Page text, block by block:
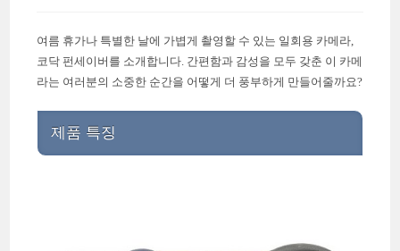
여름 휴가나 특별한 날에 가볍게 촬영할 수 있는 일회용 카메라,
코닥 펀세이버를 소개합니다. 간편함과 감성을 모두 갖춘 이 카메
라는 여러분의 소중한 순간을 어떻게 더 풍부하게 만들어줄까요?
제품 특징